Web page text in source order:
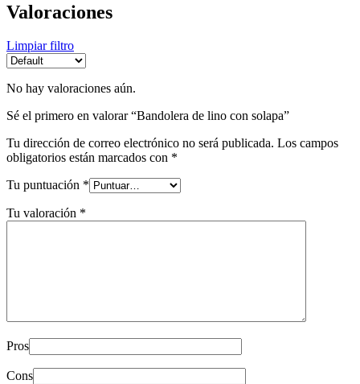
Valoraciones
Limpiar filtro
No hay valoraciones aún.
Sé el primero en valorar “Bandolera de lino con solapa”
Tu dirección de correo electrónico no será publicada. Los campos
obligatorios están marcados con *
Tu puntuación *
Tu valoración *
Pros
Cons